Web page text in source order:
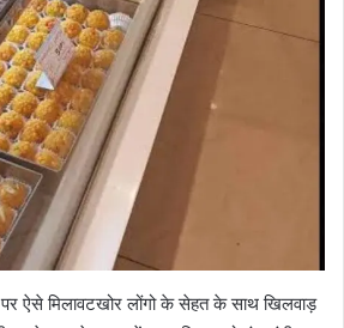
ऐसे मिलावटखोर लोंगो के सेहत के साथ खिलवाड़